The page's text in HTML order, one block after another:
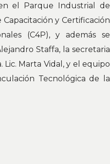
el Parque Industrial de
y Certificación
(C4P), y además se
Staffa, la secretaria
Lic. Marta Vidal, y el equipo
Tecnológica de la